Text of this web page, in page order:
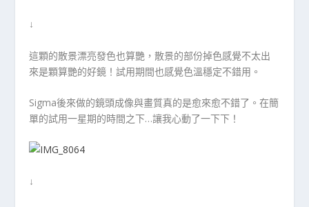
↓
這顆的散景漂亮發色也算艷，散景的部份掉色感覺不太出
來是顆算艷的好鏡！試用期間也感覺色溫穩定不錯用。
Sigma後來做的鏡頭成像與畫質真的是愈來愈不錯了。在簡
單的試用一星期的時間之下…讓我心動了一下下！
↓